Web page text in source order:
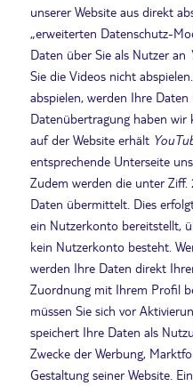
unserer Website aus direkt
„erweiterten Datenschutz-
Daten über Sie als Nutzer an
Sie die Videos nicht
abspielen, werden Ihre
Datenübertragung haben wir
auf der Website erhält
entsprechende Unterseite
Zudem werden die unter Ziff.
Daten übermittelt. Dies
ein Nutzerkonto bereitstellt,
kein Nutzerkonto besteht.
werden Ihre Daten direkt
Zuordnung mit Ihrem Profil
müssen Sie sich vor
speichert Ihre Daten als
Zwecke der Werbung,
Gestaltung seiner Website.